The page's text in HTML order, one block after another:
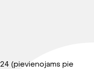
(pievienojams pie